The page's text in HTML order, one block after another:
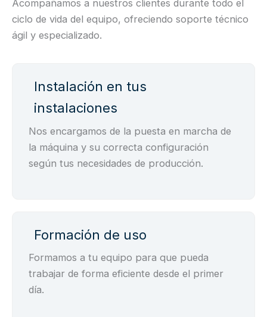
Acompañamos a nuestros clientes durante todo el
ciclo de vida del equipo, ofreciendo soporte técnico
ágil y especializado.
Instalación en tus
instalaciones
Nos encargamos de la puesta en marcha de
la máquina y su correcta configuración
según tus necesidades de producción.
Formación de uso
Formamos a tu equipo para que pueda
trabajar de forma eficiente desde el primer
día.